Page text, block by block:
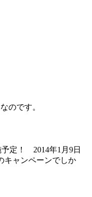
のです。
予定！ 2014年1月9日
キャンペーンでしか